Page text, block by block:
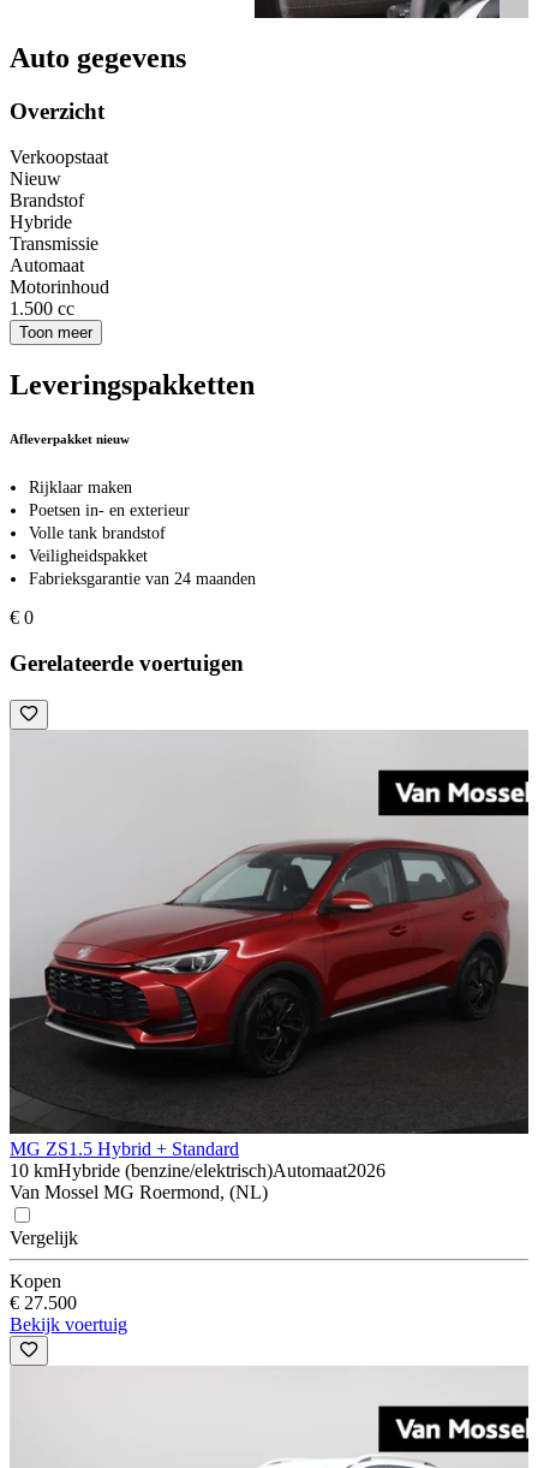
Auto gegevens
Overzicht
Verkoopstaat
Nieuw
Brandstof
Hybride
Transmissie
Automaat
Motorinhoud
1.500 cc
Toon meer
Leveringspakketten
Afleverpakket nieuw
Rijklaar maken
Poetsen in- en exterieur
Volle tank brandstof
Veiligheidspakket
Fabrieksgarantie van 24 maanden
€ 0
Gerelateerde voertuigen
MG ZS1.5 Hybrid + Standard
10 kmHybride (benzine/elektrisch)Automaat2026
Van Mossel MG Roermond, (NL)
Vergelijk
Kopen
€ 27.500
Bekijk voertuig